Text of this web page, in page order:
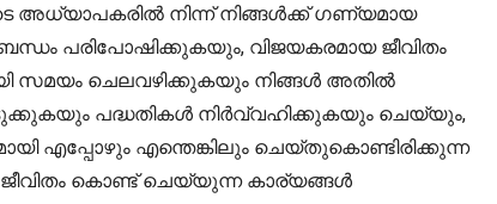
അധ്യാപകരിൽ നിന്ന് നിങ്ങൾക്ക് ഗണ്യമായ
പരിപോഷിക്കുകയും, വിജയകരമായ ജീവിതം
സമയം ചെലവഴിക്കുകയും നിങ്ങൾ അതിൽ
പദ്ധതികൾ നിർവ്വഹിക്കുകയും ചെയ്യും,
എപ്പോഴും എന്തെങ്കിലും ചെയ്തുകൊണ്ടിരിക്കുന്ന
കൊണ്ട് ചെയ്യുന്ന കാര്യങ്ങൾ